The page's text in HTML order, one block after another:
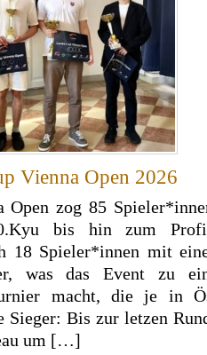
Vienna Open 2026
Open zog 85
bis hin zum
18 Spieler*innen mit
was das Event zu
macht, die je in
Sieger: Bis zur letzen
um […]